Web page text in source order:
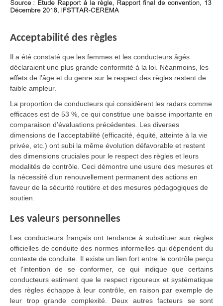
Acceptabilité des règles
Il a été constaté que les femmes et les conducteurs âgés
déclaraient une plus grande conformité à la loi. Néanmoins, les
effets de l’âge et du genre sur le respect des règles restent de
faible ampleur.
La proportion de conducteurs qui considèrent les radars comme
efficaces est de 53 %, ce qui constitue une baisse importante en
comparaison d’évaluations précédentes. Les diverses
dimensions de l’acceptabilité (efficacité, équité, atteinte à la vie
privée, etc.) ont subi la même évolution défavorable et restent
des dimensions cruciales pour le respect des règles et leurs
modalités de contrôle. Ceci démontre une usure des mesures et
la nécessité d’un renouvellement permanent des actions en
faveur de la sécurité routière et des mesures pédagogiques de
soutien.
Les valeurs personnelles
Les conducteurs français ont tendance à substituer aux règles
officielles de conduite des normes informelles qui dépendent du
contexte de conduite. Il existe un lien fort entre le contrôle perçu
et l'intention de se conformer, ce qui indique que certains
conducteurs estiment que le respect rigoureux et systématique
des règles échappe à leur contrôle, en raison par exemple de
leur trop grande complexité. Deux autres facteurs se sont